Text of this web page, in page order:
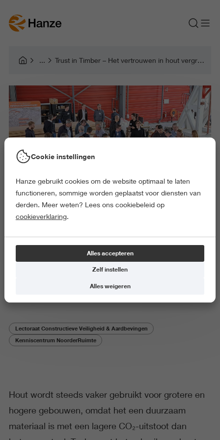
Trust in Timber – Het vertrouwen in hout vergroten
Trust in Timber – Het vertrouwen
in hout vergroten
Onderzoeksproject
Lectoraat Constructieve Veiligheid & Aardbevingen
Kenniscentrum NoorderRuimte
Hout wordt steeds vaker gebruikt voor grotere en
hogere gebouwen, omdat het een duurzaam
materiaal is met een lagere CO₂-uitstoot dan
Cookie instellingen
Hanze gebruikt cookies om de website optimaal te laten
functioneren, sommige worden geplaatst voor diensten van
derden. Meer weten? Lees ons cookiebeleid op
cookieverklaring.
Alles accepteren
Zelf instellen
Alles weigeren